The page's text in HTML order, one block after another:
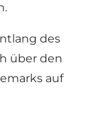
.
des
über den
auf